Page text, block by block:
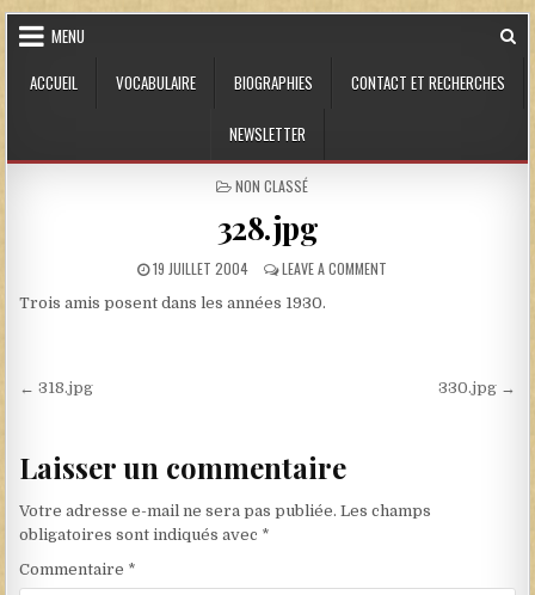
Skip to content
MENU
ACCUEIL
VOCABULAIRE BIOGRAPHIES CONTACT ET RECHERCHES
NEWSLETTER
POSTED IN
NON CLASSÉ
328.jpg
PUBLISHED DATE:
19 JUILLET 2004 LEAVE A COMMENTON 328.JPG
Trois amis posent dans les années 1930.
Navigation de l’article
← 318.jpg 330.jpg →
Laisser un commentaire
Votre adresse e-mail ne sera pas publiée. Les champs
obligatoires sont indiqués avec *
Commentaire *